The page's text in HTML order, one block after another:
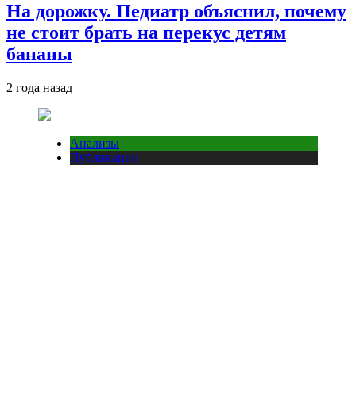
На дорожку. Педиатр объяснил, почему
не стоит брать на перекус детям
бананы
2 года назад
Анализы
Публикации